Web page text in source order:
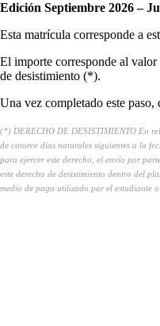
precios:
500,00€
1.500,00€
Edición Septiembre 2026 –
Esta matrícula corresponde a
El importe corresponde al
de desistimiento (*).
Una vez completado este paso,
(*) DERECHO DE DESISTIMIENTO En
de catorce días naturales siguientes a la
para ejercer este derecho, el envío por
este derecho de desistimiento dentro del
medio de pago utilizado por el estudiante o